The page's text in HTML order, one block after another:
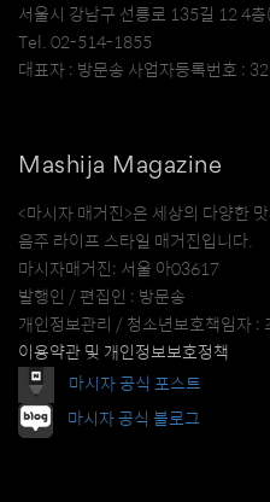
서울시 강남구 선릉로 135길 12 4층
Tel. 02-514-1855
대표자 : 방문송 사업자등록번호 :
Mashija Magazine
<마시자 매거진>은 세상의 다양한
음주 라이프 스타일 매거진입니다.
마시자매거진: 서울 아03617
발행인 / 편집인 : 방문송
개인정보관리 / 청소년보호책임자 :
이용약관 및 개인정보보호정책
마시자 공식 포스트
마시자 공식 블로그